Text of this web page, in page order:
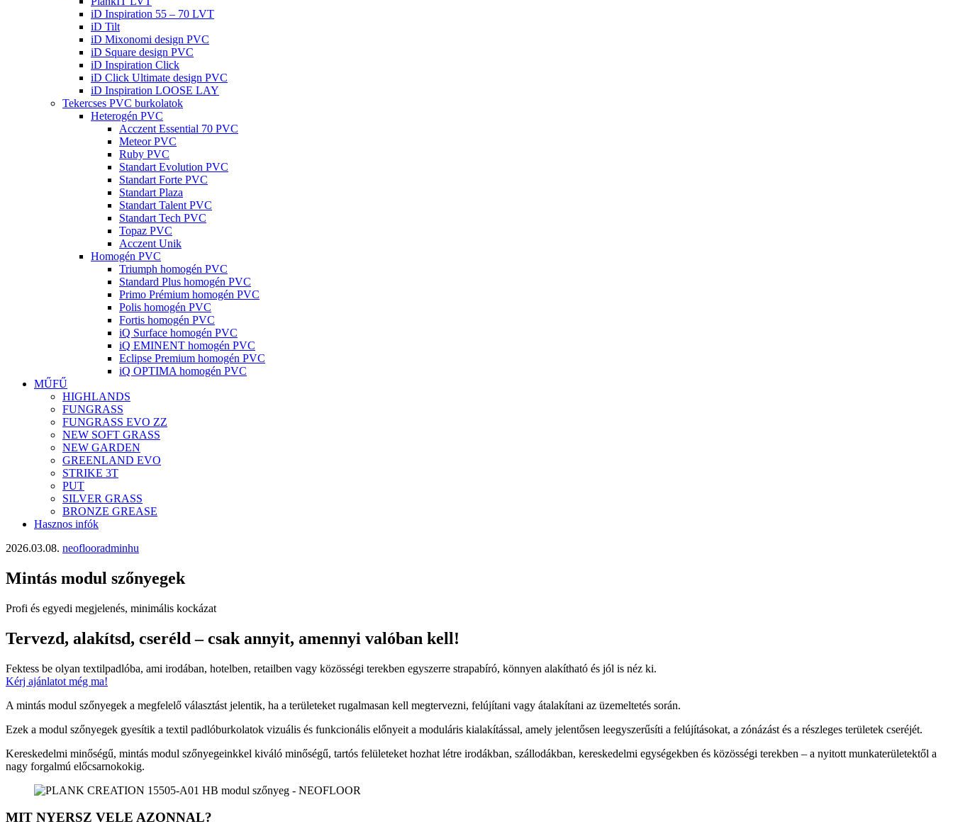
iD Inspiration 55 – 70 LVT
iD Tilt
iD Mixonomi design PVC
iD Square design PVC
iD Inspiration Click
iD Click Ultimate design PVC
iD Inspiration LOOSE LAY
Tekercses PVC burkolatok
Heterogén PVC
Acczent Essential 70 PVC
Meteor PVC
Ruby PVC
Standart Evolution PVC
Standart Forte PVC
Standart Plaza
Standart Talent PVC
Standart Tech PVC
Topaz PVC
Acczent Unik
Homogén PVC
Triumph homogén PVC
Standard Plus homogén PVC
Primo Prémium homogén PVC
Polis homogén PVC
Fortis homogén PVC
iQ Surface homogén PVC
iQ EMINENT homogén PVC
Eclipse Premium homogén PVC
iQ OPTIMA homogén PVC
MŰFŰ
HIGHLANDS
FUNGRASS
FUNGRASS EVO ZZ
NEW SOFT GRASS
NEW GARDEN
GREENLAND EVO
STRIKE 3T
PUT
SILVER GRASS
BRONZE GREASE
Hasznos infók
2026.03.08. neoflooradminhu
Mintás modul szőnyegek
Profi és egyedi megjelenés, minimális kockázat
Tervezd, alakítsd, cseréld – csak annyit, amennyi valóban kell!
Fektess be olyan textilpadlóba, ami irodában, hotelben, retailben vagy közösségi terekben egyszerre strapabíró, könnyen alakítható és jól is néz ki.
Kérj ajánlatot még ma!
A mintás modul szőnyegek a megfelelő választást jelentik, ha a területeket rugalmasan kell megtervezni, felújítani vagy átalakítani az üzemeltetés során.
Ezek a modul szőnyegek gyesítik a textil padlóburkolatok vizuális és funkcionális előnyeit a moduláris kialakítással, amely jelentősen leegyszerűsíti a felújításokat, a zónázást és a részleges területek cseréjét.
Kereskedelmi minőségű, mintás modul szőnyegeinkkel kiváló minőségű, tartós felületeket hozhat létre irodákban, szállodákban, kereskedelmi egységekben és közösségi terekben – a nyitott munkaterületektől a
nagy forgalmú előcsarnokokig.
MIT NYERSZ VELE AZONNAL?